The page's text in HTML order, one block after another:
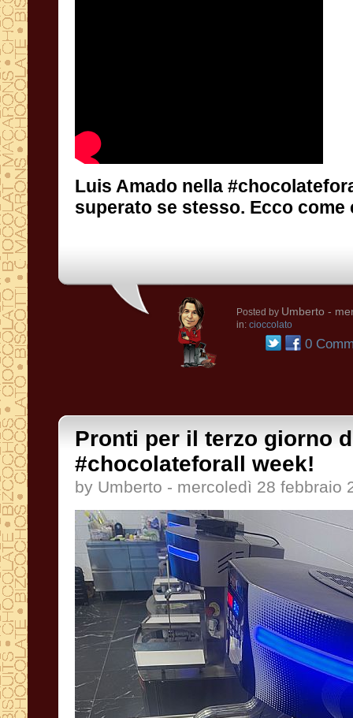
Luis Amado nella
superato se stesso. Ecco
Posted by Umberto -
in: cioccolato
0
Pronti per il terzo giorno
#chocolateforall week!
by Umberto - mercoledì 28 febbraio